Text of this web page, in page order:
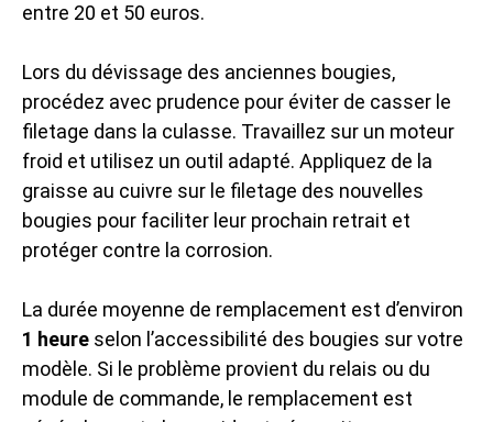
entre 20 et 50 euros.
Lors du dévissage des anciennes bougies,
procédez avec prudence pour éviter de casser le
filetage dans la culasse. Travaillez sur un moteur
froid et utilisez un outil adapté. Appliquez de la
graisse au cuivre sur le filetage des nouvelles
bougies pour faciliter leur prochain retrait et
protéger contre la corrosion.
La durée moyenne de remplacement est d’environ
1 heure selon l’accessibilité des bougies sur votre
modèle. Si le problème provient du relais ou du
module de commande, le remplacement est